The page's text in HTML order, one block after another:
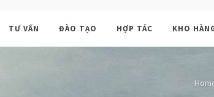
TƯ VẤN ĐÀO TẠO HỢP TÁC KHO